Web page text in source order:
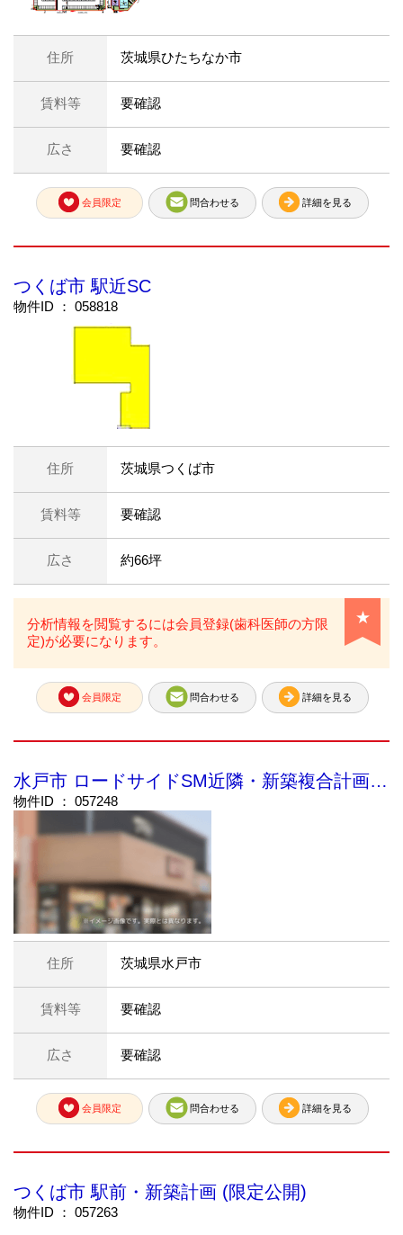
住所 茨城県ひたちなか市
賃料等 要確認
広さ 要確認
会員限定 問合わせる 詳細を見る
つくば市 駅近SC
物件ID ： 058818
住所 茨城県つくば市
賃料等 要確認
広さ 約66坪
★
分析情報を閲覧するには会員登録(歯科医師の方限
定)が必要になります。
会員限定 問合わせる 詳細を見る
水戸市 ロードサイドSM近隣・新築複合計画 (限定公開)
物件ID ： 057248
住所 茨城県水戸市
賃料等 要確認
広さ 要確認
会員限定 問合わせる 詳細を見る
つくば市 駅前・新築計画 (限定公開)
物件ID ： 057263